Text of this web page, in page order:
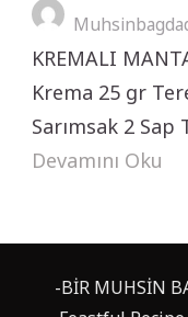
KREMALI
Krema 25 gr
Sarımsak 2 Sap
Devamını Oku
-BİR MUHSİN